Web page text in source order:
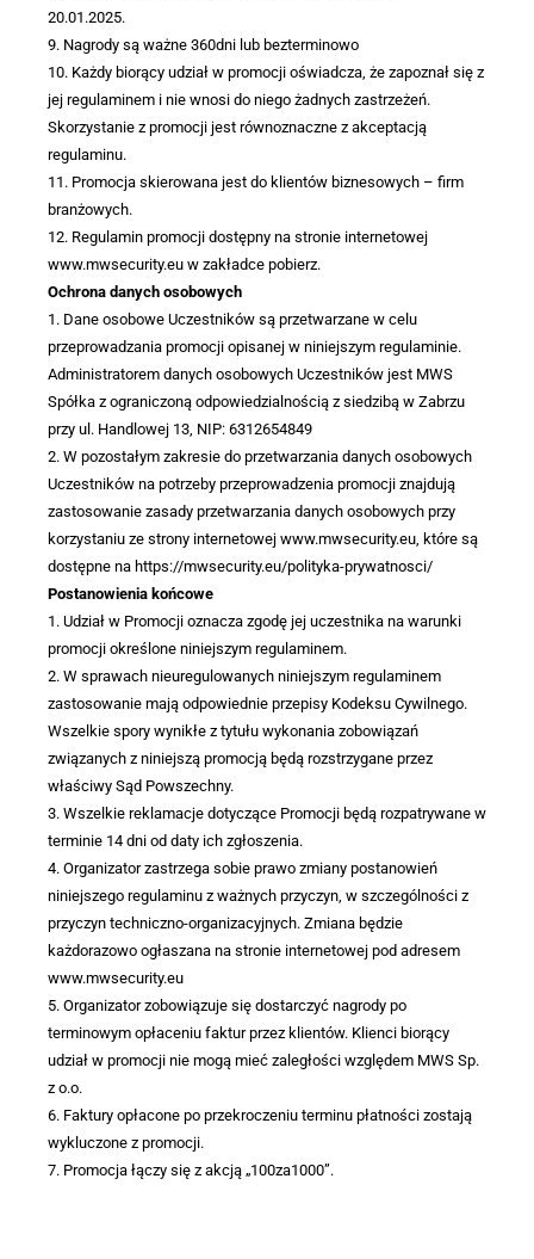
20.01.2025.
9. Nagrody są ważne 360dni lub bezterminowo
10. Każdy biorący udział w promocji oświadcza, że zapoznał się z
jej regulaminem i nie wnosi do niego żadnych zastrzeżeń.
Skorzystanie z promocji jest równoznaczne z akceptacją
regulaminu.
11. Promocja skierowana jest do klientów biznesowych – firm
branżowych.
12. Regulamin promocji dostępny na stronie internetowej
www.mwsecurity.eu w zakładce pobierz.
Ochrona danych osobowych
1. Dane osobowe Uczestników są przetwarzane w celu
przeprowadzania promocji opisanej w niniejszym regulaminie.
Administratorem danych osobowych Uczestników jest MWS
Spółka z ograniczoną odpowiedzialnością z siedzibą w Zabrzu
przy ul. Handlowej 13, NIP: 6312654849
2. W pozostałym zakresie do przetwarzania danych osobowych
Uczestników na potrzeby przeprowadzenia promocji znajdują
zastosowanie zasady przetwarzania danych osobowych przy
korzystaniu ze strony internetowej www.mwsecurity.eu, które są
dostępne na https://mwsecurity.eu/polityka-prywatnosci/
Postanowienia końcowe
1. Udział w Promocji oznacza zgodę jej uczestnika na warunki
promocji określone niniejszym regulaminem.
2. W sprawach nieuregulowanych niniejszym regulaminem
zastosowanie mają odpowiednie przepisy Kodeksu Cywilnego.
Wszelkie spory wynikłe z tytułu wykonania zobowiązań
związanych z niniejszą promocją będą rozstrzygane przez
właściwy Sąd Powszechny.
3. Wszelkie reklamacje dotyczące Promocji będą rozpatrywane w
terminie 14 dni od daty ich zgłoszenia.
4. Organizator zastrzega sobie prawo zmiany postanowień
niniejszego regulaminu z ważnych przyczyn, w szczególności z
przyczyn techniczno-organizacyjnych. Zmiana będzie
każdorazowo ogłaszana na stronie internetowej pod adresem
www.mwsecurity.eu
5. Organizator zobowiązuje się dostarczyć nagrody po
terminowym opłaceniu faktur przez klientów. Klienci biorący
udział w promocji nie mogą mieć zaległości względem MWS Sp.
z o.o.
6. Faktury opłacone po przekroczeniu terminu płatności zostają
wykluczone z promocji.
7. Promocja łączy się z akcją „100za1000”.